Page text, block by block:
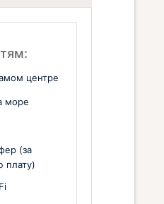
центре
море
(за
плату)